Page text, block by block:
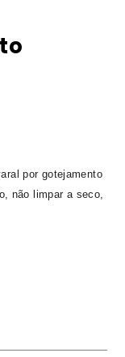
por gotejamento
não limpar a seco,